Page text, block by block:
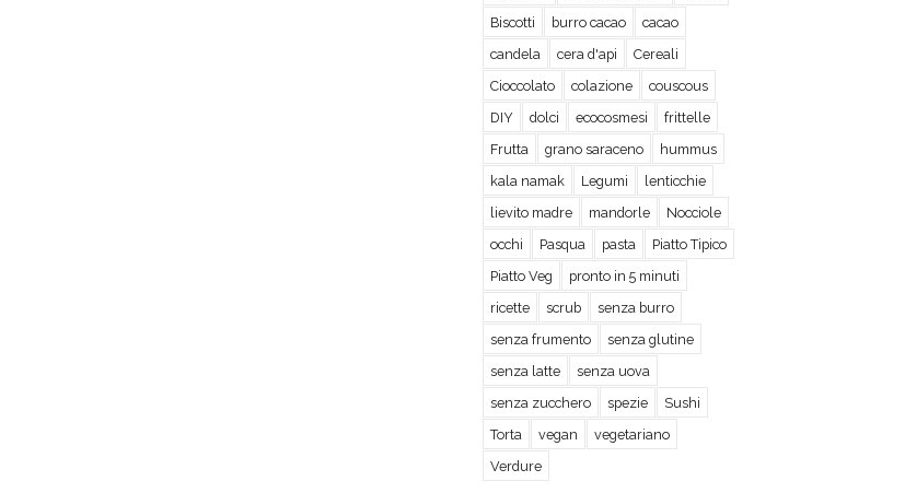
Biscotti
burro cacao
cacao
candela
cera d'api
Cereali
Cioccolato
colazione
couscous
DIY
dolci ecocosmesi
frittelle
Frutta
grano saraceno
hummus
kala namak
Legumi
lenticchie
lievito madre
mandorle
Nocciole
occhi
Pasqua pasta
Piatto Tipico
Piatto Veg
pronto in 5 minuti
ricette
scrub
senza burro
senza frumento
senza glutine
senza latte
senza uova
senza zucchero
spezie
Sushi
Torta
vegan
vegetariano
Verdure